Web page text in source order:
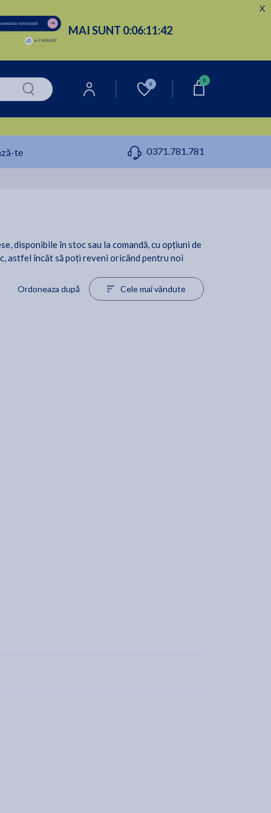
MAI SUNT 0:06:11:41
X
0
0
te 0371.781.781
disponibile în stoc sau la comandă, cu opțiuni de
astfel încât să poți reveni oricând pentru noi
Ordoneaza după Cele mai vândute